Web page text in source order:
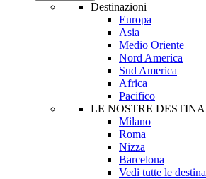
Destinazioni
Europa
Asia
Medio Oriente
Nord America
Sud America
Africa
Pacifico
LE NOSTRE
Milano
Roma
Nizza
Barcelona
Vedi tutte le